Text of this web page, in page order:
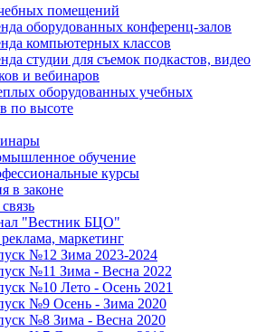
помещений
оборудованных конференц-залов
компьютерных классов
студии для съемок подкастов, видео
и вебинаров
оборудованных учебных
по высоте
обучение
курсы
в законе
"Вестник БЦО"
маркетинг
№12 Зима 2023-2024
№11 Зима - Весна 2022
№10 Лето - Осень 2021
№9 Осень - Зима 2020
№8 Зима - Весна 2020